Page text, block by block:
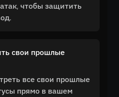
чтобы защитить
свои прошлые
все свои прошлые
прямо в вашем